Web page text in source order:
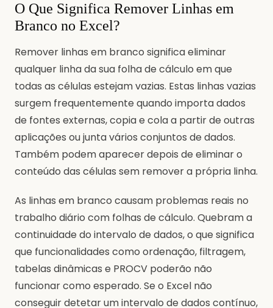
O Que Significa Remover Linhas em
Branco no Excel?
Remover linhas em branco significa eliminar
qualquer linha da sua folha de cálculo em que
todas as células estejam vazias. Estas linhas vazias
surgem frequentemente quando importa dados
de fontes externas, copia e cola a partir de outras
aplicações ou junta vários conjuntos de dados.
Também podem aparecer depois de eliminar o
conteúdo das células sem remover a própria linha.
As linhas em branco causam problemas reais no
trabalho diário com folhas de cálculo. Quebram a
continuidade do intervalo de dados, o que significa
que funcionalidades como ordenação, filtragem,
tabelas dinâmicas e PROCV poderão não
funcionar como esperado. Se o Excel não
conseguir detetar um intervalo de dados contínuo,